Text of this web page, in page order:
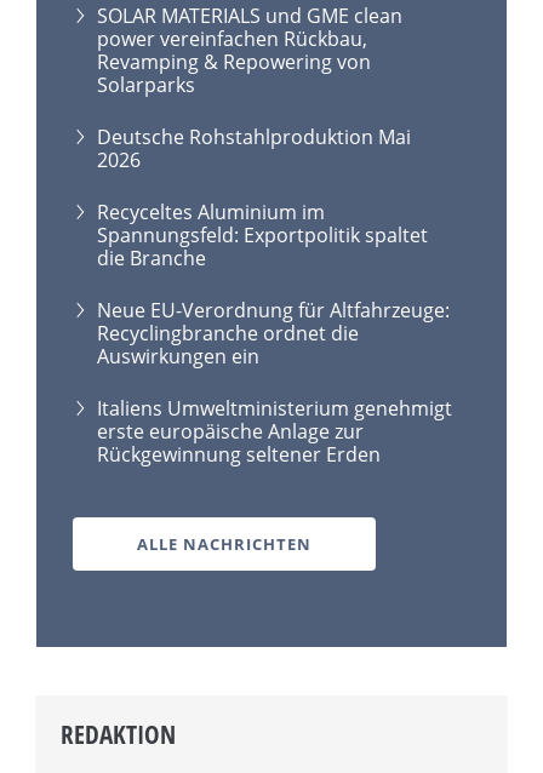
SOLAR MATERIALS und GME clean
power vereinfachen Rückbau,
Revamping & Repowering von
Solarparks
Deutsche Rohstahlproduktion Mai
2026
Recyceltes Aluminium im
Spannungsfeld: Exportpolitik spaltet
die Branche
Neue EU-Verordnung für Altfahrzeuge:
Recyclingbranche ordnet die
Auswirkungen ein
Italiens Umweltministerium genehmigt
erste europäische Anlage zur
Rückgewinnung seltener Erden
ALLE NACHRICHTEN
REDAKTION